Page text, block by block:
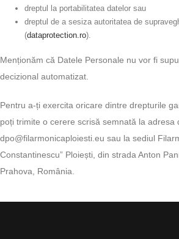
dreptul la portabilitatea datelor sau
dreptul de a sesiza autoritatea de
(dataprotection.ro).
Menționăm că Datele Personale nu vor fi
decizional automatizat.
Pentru a-ți exercita oricare dintre drepturile
poți trimite o cerere scrisă semnată la adresa
dpo@filarmonicaploiesti.eu sau la sediul
Constantinescu” Ploiești, din strada Anton
Prahova, România.